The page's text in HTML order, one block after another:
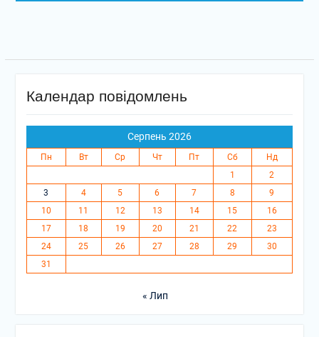
Календар повідомлень
Серпень 2026
Пн Вт Ср Чт Пт Сб
Нд
1
2
3
4 5 6 7 8
9
10
11 12 13 14 15
16
17
18 19 20 21 22
23
24
25 26 27 28 29
30
31
« Лип